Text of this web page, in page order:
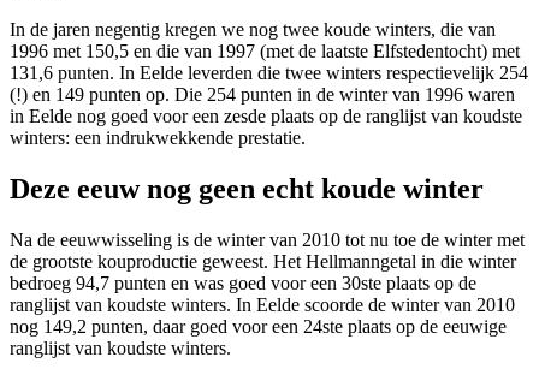
In de jaren negentig kregen we nog twee koude winters, die van
1996 met 150,5 en die van 1997 (met de laatste Elfstedentocht) met
131,6 punten. In Eelde leverden die twee winters respectievelijk 254
(!) en 149 punten op. Die 254 punten in de winter van 1996 waren
in Eelde nog goed voor een zesde plaats op de ranglijst van koudste
winters: een indrukwekkende prestatie.
Deze eeuw nog geen echt koude winter
Na de eeuwwisseling is de winter van 2010 tot nu toe de winter met
de grootste kouproductie geweest. Het Hellmanngetal in die winter
bedroeg 94,7 punten en was goed voor een 30ste plaats op de
ranglijst van koudste winters. In Eelde scoorde de winter van 2010
nog 149,2 punten, daar goed voor een 24ste plaats op de eeuwige
ranglijst van koudste winters.